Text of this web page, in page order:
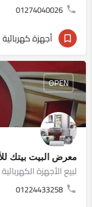
01274040026
أجهزة كهربائية
معرض البيت بيتك
لبيع الأجهزة الكهربائية
01224433258
OPEN